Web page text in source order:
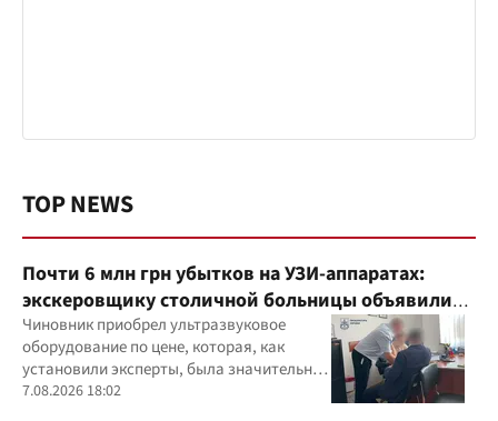
TOP NEWS
Почти 6 млн грн убытков на УЗИ-аппаратах:
экскеровщику столичной больницы объявили
подозрение
Чиновник приобрел ультразвуковое
оборудование по цене, которая, как
установили эксперты, была значительно
выше рыночной
7.08.2026 18:02